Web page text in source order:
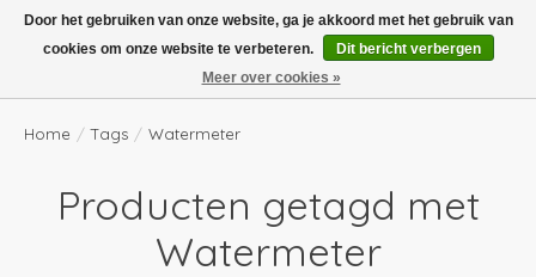
Boven de €100,- gratis verzending! Vóór 14.00 besteld, volgende dag in huis!
Verlanglijst
Home / Tags / Watermeter
Producten getagd met
Watermeter
Door het gebruiken van onze website, ga je akkoord met het gebruik van
cookies om onze website te verbeteren.
Dit bericht verbergen
Meer over cookies »